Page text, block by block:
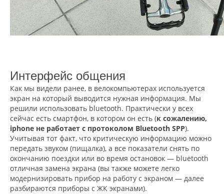
Интерфейс общения
Как мы видели ранее, в велокомпьютерах используется
экран на который выводится нужная информация. Мы
решили использовать bluetooth. Практически у всех
сейчас есть смартфон, в котором он есть (к сожалению,
iphone не работает с протоколом Bluetooth SPP).
Учитывая тот факт, что критическую информацию можно
передать звуком (пищалка), а все показатели снять по
окончанию поездки или во время остановок — bluetooth
отличная замена экрана (вы также можете легко
модернизировать прибор на работу с экраном — далее
разбираются приборы с ЖК экранами).